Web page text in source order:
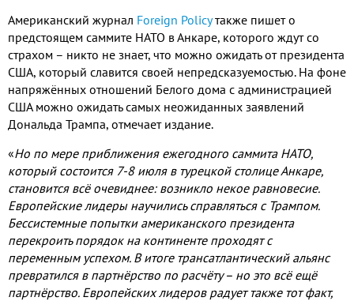
Американский журнал Foreign Policyтакже пишет о
предстоящем саммите НАТО в Анкаре, которого ждут со
страхом – никто не знает, что можно ожидать от президента
США, который славится своей непредсказуемостью. На фоне
напряжённых отношений Белого дома с администрацией
США можно ожидать самых неожиданных заявлений
Дональда Трампа, отмечает издание.
«Но по мере приближения ежегодного саммита НАТО,
который состоится 7-8 июля в турецкой столице Анкаре,
становится всё очевиднее: возникло некое равновесие.
Европейские лидеры научились справляться с Трампом.
Бессистемные попытки американского президента
перекроить порядок на континенте проходят с
переменным успехом. В итоге трансатлантический альянс
превратился в партнёрство по расчёту – но это всё ещё
партнёрство. Европейских лидеров радует также тот факт,